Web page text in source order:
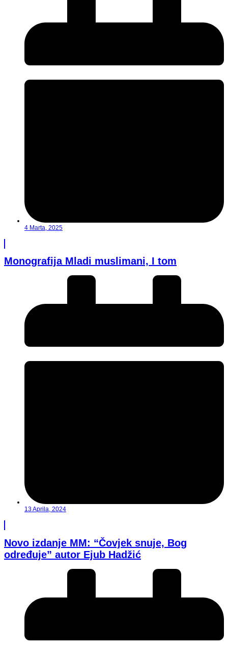
4 Marta, 2025
Monografija Mladi muslimani, I tom
13 Aprila, 2024
Novo izdanje MM: “Čovjek snuje, Bog
određuje” autor Ejub Hadžić